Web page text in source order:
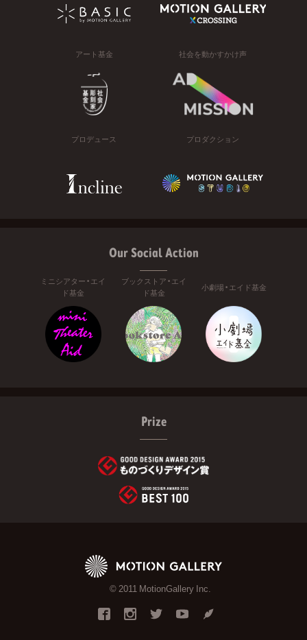
アート基金 社会を動かすかけ声
プロデュース プロダクション
Our Social Action
ミニシアター・エイ
ド基金
ブックストア・エイ
ド基金
小劇場・エイド基金
Prize
© 2011 MotionGallery Inc.